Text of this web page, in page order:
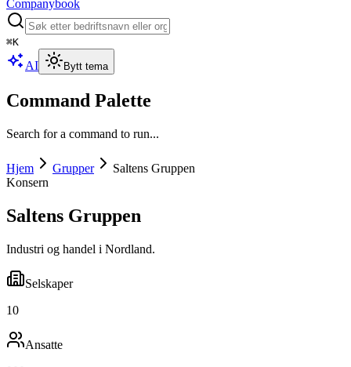
Companybook
⌘K
AI Bytt tema
Command Palette
Search for a command to run...
Hjem Grupper
Saltens Gruppen
Konsern
Saltens Gruppen
Industri og handel i Nordland.
Selskaper
10
Ansatte